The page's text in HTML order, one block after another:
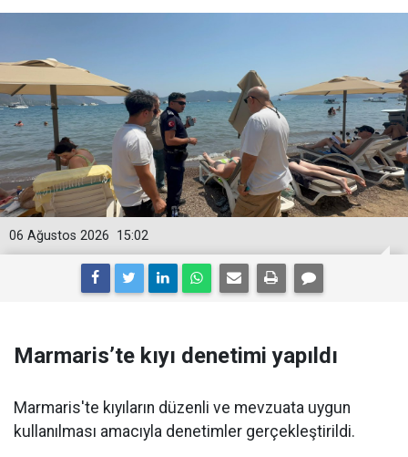
15:02
06 Ağustos 2026
Marmaris’te kıyı denetimi yapıldı
Marmaris'te kıyıların düzenli ve mevzuata uygun
kullanılması amacıyla denetimler gerçekleştirildi.